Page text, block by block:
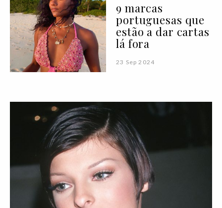
9 marcas
portuguesas que
estão a dar cartas
lá fora
23 Sep 2024